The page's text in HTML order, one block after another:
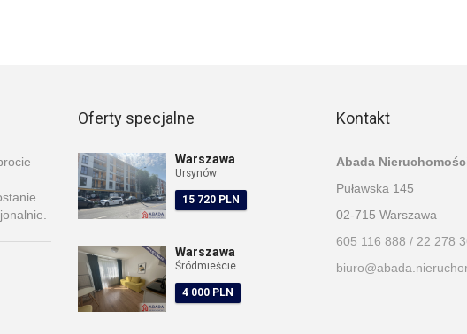
Oferty specjalne
Warszawa
Ursynów
15 720 PLN
Warszawa
Śródmieście
4 000 PLN
Kontakt
Abada
Puławska 145
02-715 Warszawa
605 116 888 / 22 278